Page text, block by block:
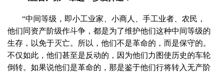
“中间等级，即小工业家、小商人、手工业者、农民，
他们同资产阶级作斗争，都是为了维护他们这种中间等级的
生存，以免于灭亡。所以，他们不是革命的，而是保守的。
不仅如此，他们甚至是反动的，因为他们力图使历史的车轮
倒转。如果说他们是革命的，那是鉴于他们行将转入无产阶